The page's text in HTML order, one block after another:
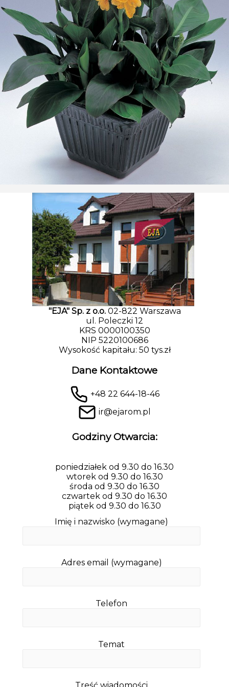
"EJA" Sp. z o.o.02-822 Warszawa
ul. Poleczki 12
KRS 0000100350
NIP 5220100686
Wysokość kapitału: 50 tys.zł
Dane Kontaktowe
+48 22 644-18-46
ir@ejarom.pl
Godziny Otwarcia:
poniedziałek od 9.30 do 16.30
wtorek od 9.30 do 16.30
środa od 9.30 do 16.30
czwartek od 9.30 do 16.30
piątek od 9.30 do 16.30
Imię i nazwisko (wymagane)
Adres email (wymagane)
Telefon
Temat